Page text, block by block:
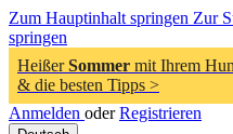
Zum Hauptinhalt springen Zur
springen
HeißerSommer mit Ihrem
& die besten Tipps >
Anmelden oder Registrieren